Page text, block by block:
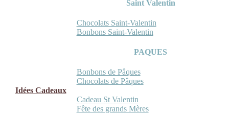
Saint Valentin
Chocolats Saint-Valentin
Bonbons Saint-Valentin
PAQUES
Bonbons de Pâques
Chocolats de Pâques
Idées Cadeaux
Cadeau St Valentin
Fête des grands Mères